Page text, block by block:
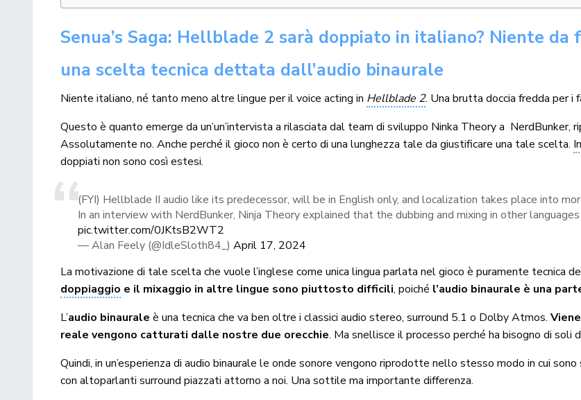
Senua’s Saga: Hellblade 2 sarà doppiato in italiano? Niente
una scelta tecnica dettata dall’audio binaurale
Niente italiano, né tanto meno altre lingue per il voice acting in Hellblade 2. Una brutta doccia fredda per i
Questo è quanto emerge da un’un’intervista a rilasciata dal team di sviluppo Ninka Theory a
Assolutamente no. Anche perché il gioco non è certo di una lunghezza tale da giustificare una tale scelta.
doppiati non sono così estesi.
(FYI) Hellblade II audio like its predecessor, will be in English only, and localization takes place into
In an interview with NerdBunker, Ninja Theory explained that the dubbing and mixing in other
pic.twitter.com/0JKtsB2WT2
— Alan Feely (@IdleSloth84_)April 17, 2024
La motivazione di tale scelta che vuole l’inglese come unica lingua parlata nel gioco è puramente tecnica
doppiaggio e il mixaggio in altre lingue sono piuttosto difficili, poiché l’audio binaurale è una
L’audio binaurale è una tecnica che va ben oltre i classici audio stereo, surround 5.1 o Dolby Atmos.
reale vengono catturati dalle nostre due orecchie. Ma snellisce il processo perché ha bisogno di soli
Quindi, in un’esperienza di audio binaurale le onde sonore vengono riprodotte nello stesso modo in cui
con altoparlanti surround piazzati attorno a noi. Una sottile ma importante differenza.